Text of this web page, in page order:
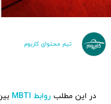
تیم محتوای کاربوم
در این مطلب روابط MBTI